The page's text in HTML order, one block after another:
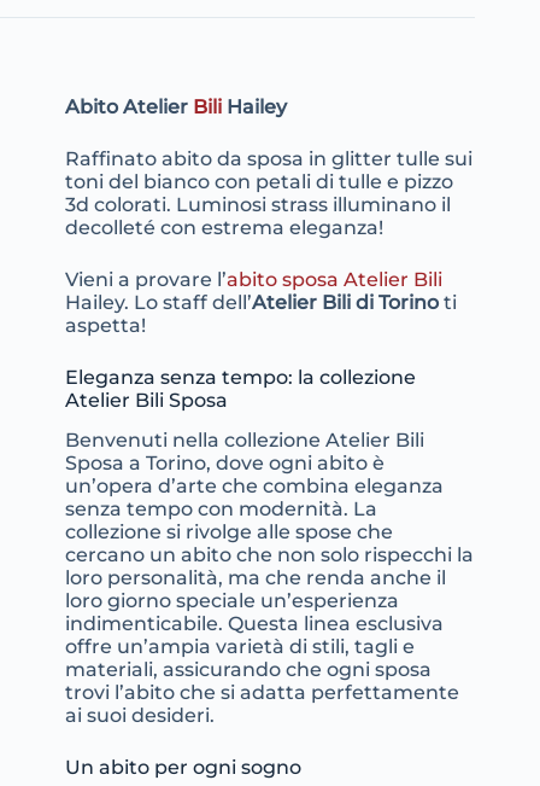
Abito Atelier BiliHailey
Raffinato abito da sposa in glitter tulle sui
toni del bianco con petali di tulle e pizzo
3d colorati. Luminosi strass illuminano il
decolleté con estrema eleganza!
Vieni a provare l’abito sposa Atelier Bili
Hailey. Lo staff dell’Atelier Bili di Torinoti
aspetta!
Eleganza senza tempo: la collezione
Atelier Bili Sposa
Benvenuti nella collezione Atelier Bili
Sposa a Torino, dove ogni abito è
un’opera d’arte che combina eleganza
senza tempo con modernità. La
collezione si rivolge alle spose che
cercano un abito che non solo rispecchi la
loro personalità, ma che renda anche il
loro giorno speciale un’esperienza
indimenticabile. Questa linea esclusiva
offre un’ampia varietà di stili, tagli e
materiali, assicurando che ogni sposa
trovi l’abito che si adatta perfettamente
ai suoi desideri.
Un abito per ogni sogno